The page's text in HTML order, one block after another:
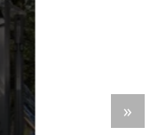
Ekerö
Mälaren dukar vi
i Skyttegården. Här
ljus som brinner stilla
»